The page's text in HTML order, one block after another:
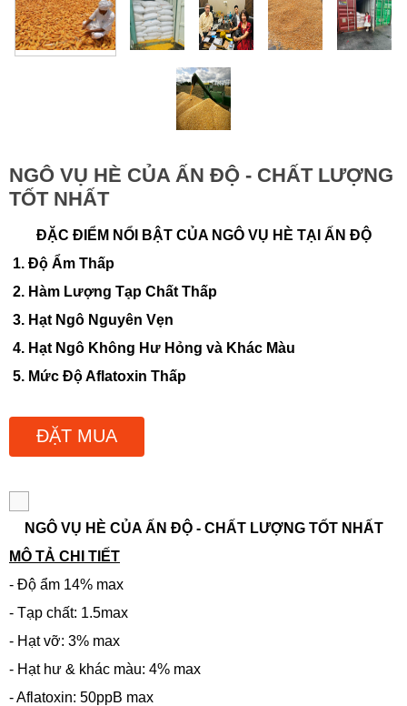
NGÔ VỤ HÈ CỦA ẤN ĐỘ - CHẤT LƯỢNG
TỐT NHẤT
ĐẶC ĐIỂM NỔI BẬT CỦA NGÔ VỤ HÈ TẠI ẤN ĐỘ
1. Độ Ẩm Thấp
2. Hàm Lượng Tạp Chất Thấp
3. Hạt Ngô Nguyên Vẹn
4. Hạt Ngô Không Hư Hỏng và Khác Màu
5. Mức Độ Aflatoxin Thấp
ĐẶT MUA
NGÔ VỤ HÈ CỦA ẤN ĐỘ - CHẤT LƯỢNG TỐT NHẤT
MÔ TẢ CHI TIẾT
- Độ ẩm 14% max
- Tạp chất: 1.5max
- Hạt vỡ: 3% max
- Hạt hư & khác màu: 4% max
- Aflatoxin: 50ppB max